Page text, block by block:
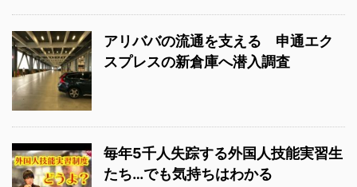
アリババの流通を支える 申通エク
スプレスの新倉庫へ潜入調査
毎年5千人失踪する外国人技能実習生
たち…でも気持ちはわかる